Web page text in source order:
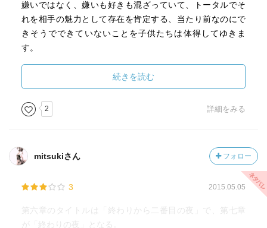
夜の冒険の中で少女は、
蓋をして目を背け続けてきた自分の本当の思いを見せつけ
られ、
この川上さんが描く
子供への容赦ないスタンスに違和感を覚える人もいるかも
しかし、思い出して欲しい。
子供は子供なりにちゃんといろんなことを考えていて、
嫌いではなく、嫌いも好きも混ざっていて、トータルでそ
れを相手の魅力として存在を肯定する、当たり前なのにで
きそうでできていないことを子供たちは体得してゆきま
す。
ただ贅沢をいうなら、あまりにも古今東西この手のファン
タジー全般の既視感が強すぎて、新しい、川上弘美でなく
ては書けない、という新鮮味は感じられなかったかも。
続きを読む
2 詳細をみる
mitsukiさん フォロー
3 2015.05.05
第六章のタイトルは「終わりから二番目の夜」で、第七章
が「終わりの夜」となる。